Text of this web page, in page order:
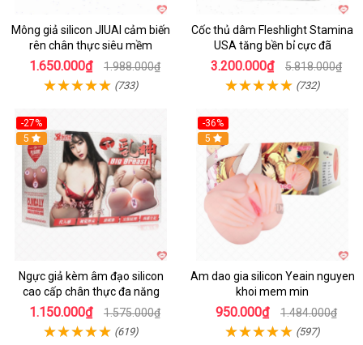
Mông giả silicon JIUAI cảm biến
rên chân thực siêu mềm
1.650.000₫ 1.988.000₫
(733)
Cốc thủ dâm Fleshlight Stamina
USA tăng bền bỉ cực đã
3.200.000₫ 5.818.000₫
(732)
-27%
5
Ngực giả kèm âm đạo silicon
cao cấp chân thực đa năng
1.150.000₫ 1.575.000₫
(619)
-36%
Hot
5
Am dao gia silicon Yeain nguyen
khoi mem min
950.000₫ 1.484.000₫
(597)